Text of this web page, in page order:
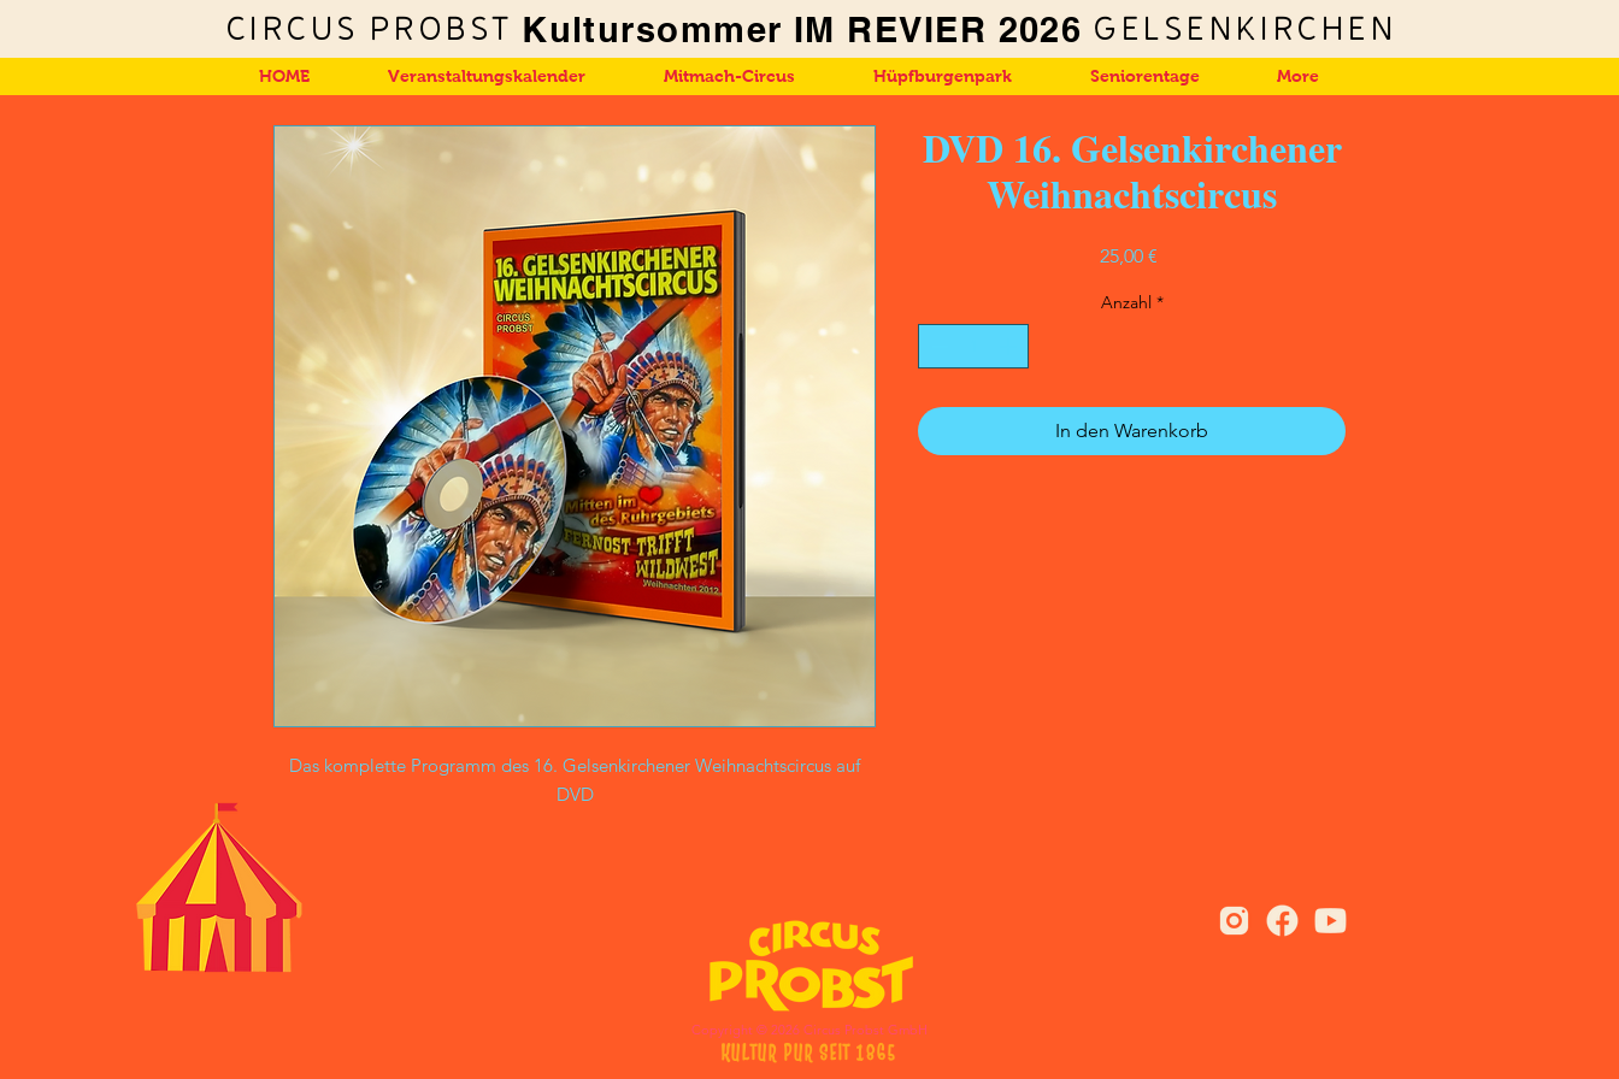
Circus Probst Kultursommer IM REVIER 2026 Gelsenkirchen
HOME Veranstaltungskalender Mitmach-Circus Hüpfburgenpark Seniorentage More
Das komplette Programm des 16. Gelsenkirchener Weihnachtscircus auf
DVD
DVD 16. Gelsenkirchener
Weihnachtscircus
25,00 €
Anzahl *
In den Warenkorb
Copyright © 2026 Circus Probst GmbH
KULTUR PUR SEIT 1865